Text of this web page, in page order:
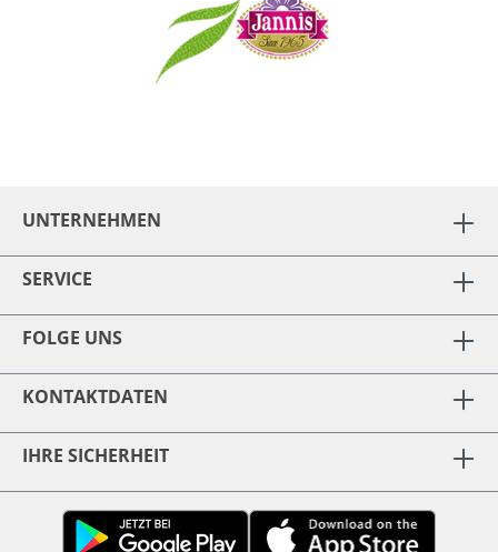
UNTERNEHMEN
SERVICE
FOLGE UNS
KONTAKTDATEN
IHRE SICHERHEIT